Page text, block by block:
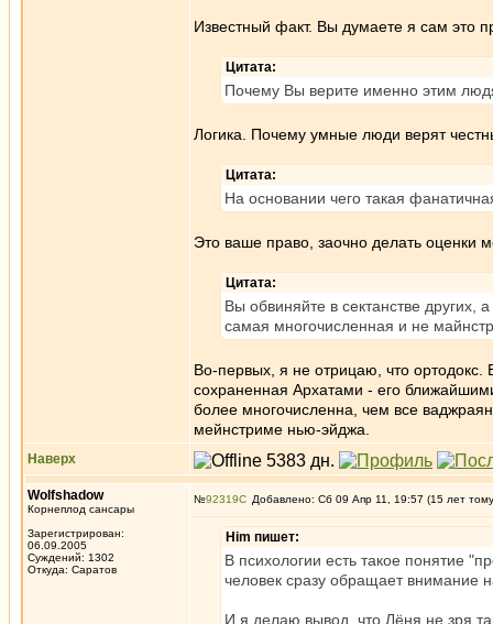
Известный факт. Вы думаете я сам это
Цитата:
Почему Вы верите именно этим
Логика. Почему умные люди верят
Цитата:
На основании чего такая
Это ваше право, заочно делать оценки
Цитата:
Вы обвиняйте в сектанстве других,
самая многочисленная и не
Во-первых, я не отрицаю, что
сохраненная Архатами - его
более многочисленна, чем все
мейнстриме нью-эйджа.
Наверх
Wolfshadow
Корнеплод сансары
Зарегистрирован:
06.09.2005
Суждений: 1302
Откуда: Саратов
№92319 Добавлено: Сб 09 Апр 11, 19:57 (15 лет
Him пишет:
В психологии есть такое понятие
человек сразу обращает внимание
И я делаю вывод, что Лёня не зря